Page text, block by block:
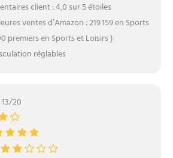
client : 4,0 sur 5 étoiles
ventes d’Amazon : 219 159 en Sports
premiers en Sports et Loisirs )
réglables
20